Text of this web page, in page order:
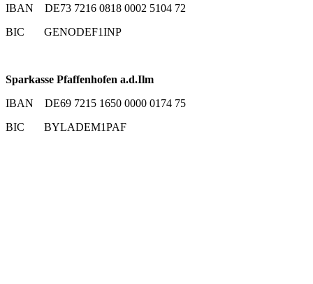
IBAN DE73 7216 0818 0002 5104 72
BIC GENODEF1INP
Sparkasse Pfaffenhofen a.d.Ilm
IBAN DE69 7215 1650 0000 0174 75
BIC BYLADEM1PAF